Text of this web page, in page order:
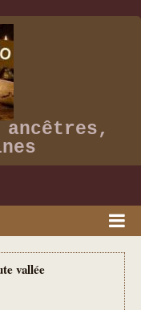
ancêtres,